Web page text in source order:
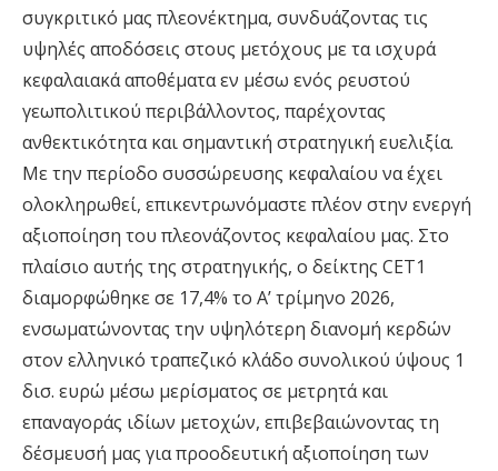
συγκριτικό μας πλεονέκτημα, συνδυάζοντας τις
υψηλές αποδόσεις στους μετόχους με τα ισχυρά
κεφαλαιακά αποθέματα εν μέσω ενός ρευστού
γεωπολιτικού περιβάλλοντος, παρέχοντας
ανθεκτικότητα και σημαντική στρατηγική ευελιξία.
Με την περίοδο συσσώρευσης κεφαλαίου να έχει
ολοκληρωθεί, επικεντρωνόμαστε πλέον στην ενεργή
αξιοποίηση του πλεονάζοντος κεφαλαίου μας. Στο
πλαίσιο αυτής της στρατηγικής, ο δείκτης CET1
διαμορφώθηκε σε 17,4% το Α’ τρίμηνο 2026,
ενσωματώνοντας την υψηλότερη διανομή κερδών
στον ελληνικό τραπεζικό κλάδο συνολικού ύψους 1
δισ. ευρώ μέσω μερίσματος σε μετρητά και
επαναγοράς ιδίων μετοχών, επιβεβαιώνοντας τη
δέσμευσή μας για προοδευτική αξιοποίηση των